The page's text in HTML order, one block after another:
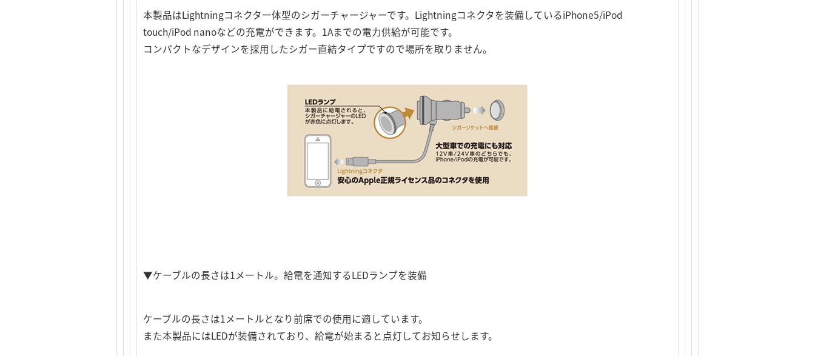
本製品はLightningコネクタ一体型のシガーチャージャーです。Lightningコネクタを装備しているiPhone5/iPod
touch/iPod nanoなどの充電ができます。1Aまでの電力供給が可能です。
コンパクトなデザインを採用したシガー直結タイプですので場所を取りません。
▼ケーブルの長さは1メートル。給電を通知するLEDランプを装備
ケーブルの長さは1メートルとなり前席での使用に適しています。
また本製品にはLEDが装備されており、給電が始まると点灯してお知らせします。